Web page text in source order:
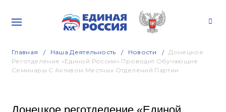
Главная Наша Деятельность Новости
Донецкое
Реготделение «Единой России» Проводит Обучающие
Семинары С Активом Местных Отделений Партии